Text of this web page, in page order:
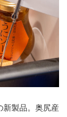
新製品。奥尻産